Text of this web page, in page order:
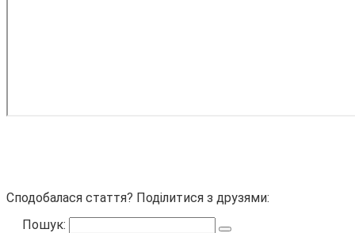
Сподобалася стаття? Поділитися з друзями:
Пошук: